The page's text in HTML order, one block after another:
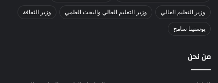
وزير التعليم العالي وزير التعليم العالي والبحث العلمي وزير الثقافة
يوستينا سامح
من نحن